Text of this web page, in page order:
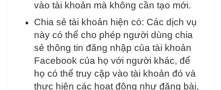
vào tài khoản mà không cần tạo mới.
Chia sẻ tài khoản hiện có: Các dịch vụ
này có thể cho phép người dùng chia
sẻ thông tin đăng nhập của tài khoản
Facebook của họ với người khác, để
họ có thể truy cập vào tài khoản đó và
thực hiện các hoạt động như đăng bài,